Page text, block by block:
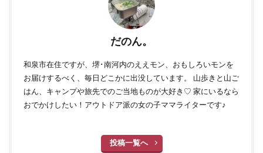
だのん。
和泉市在住ですが、堺･南河内のええモン、おもしろいモンを
お届けするべく、毎日どこかに出没しています。 山歩きと山ご
はん、キャンプや旅先でのご当地ものが大好き♡ 家にいるなら
おでかけしたい！アウトドア派の女の子ママライターです♪
投稿一覧へ